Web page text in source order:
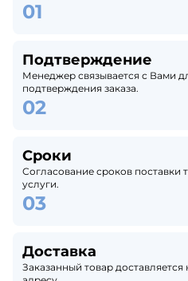
Подтверждение
Менеджер связывается с Вами
подтверждения заказа.
Сроки
Согласование сроков поставки
услуги.
Доставка
Заказанный товар